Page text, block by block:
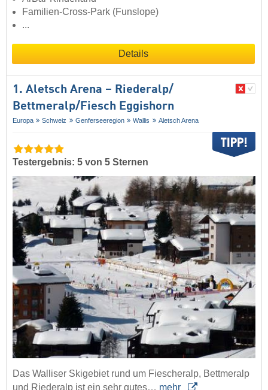
Familien-Cross-Park (Funslope)
...
Details
1. Aletsch Arena – Riederalp/​
Bettmeralp/​Fiesch Eggishorn
Europa Schweiz Genferseeregion Wallis Aletsch Arena
Testergebnis: 5 von 5 Sternen
Das Walliser Skigebiet rund um Fiescheralp, Bettmeralp
und Riederalp ist ein sehr gutes… mehr